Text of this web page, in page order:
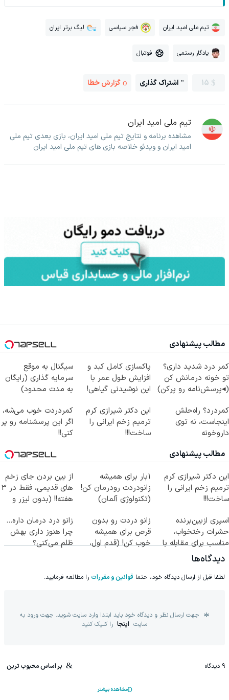
تیم ملی امید ایران فجر سپاسی لیگ برتر ایران
یادگار رستمی فوتبال
15 اشتراک گذاری گزارش خطا
تیم ملی امید ایران
مشاهده برنامه و نتایج تیم ملی امید ایران، بازی بعدی تیم ملی
امید ایران و ویدئو خلاصه بازی های تیم ملی امید ایران
مطالب پیشنهادی
کمر درد شدید داری؟
تو خونه درمانش کن
(◂پرسش‌نامه رو پرکن)
پاکسازی کامل کبد و
افزایش طول عمر با
این نوشیدنی گیاهی!
سیگنال به موقع
سرمایه گذاری (رایگان
به مدت محدود)
کمردرد؟ راه‌حلش
اینجاست، نه توی
داروخونه
این دکتر شیرازی کرم
ترمیم زخم ایرانی را
ساخت!!!
کمردردت خوب می‌شه،
اگر این پرسشنامه رو پر
کنی!!
مطالب پیشنهادی
این دکتر شیرازی کرم
ترمیم زخم ایرانی را
ساخت!!!
1بار برای همیشه
زانودردت رودرمان کن!
(تکنولوژی آلمان)
از بین بردن جای زخم
های قدیمی، فقط در 3
هفته!! (بدون لیزر و
اسپری ازبین‌برنده
حشرات رختخواب،
مناسب برای مقابله با
انواع ساس
زانو دردت رو بدون
قرص برای همیشه
خوب کن! (قدم اول،
زانو درد درمان داره…
چرا هنوز داری بهش
ظلم می‌کنی؟
دیدگاه‌ها
لطفا قبل از ارسال دیدگاه خود، حتما قوانین و مقررات را مطالعه فرمایید.
جهت ارسال نظر و دیدگاه خود باید ابتدا وارد سایت شوید. جهت ورود به
سایت اینجا را کلیک کنید
9 دیدگاه بر اساس محبوب ترین
مشاهده بیشتر